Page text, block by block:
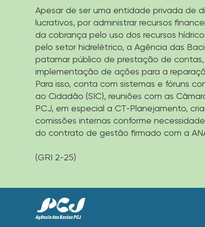
Apesar de ser uma entidade privada de
lucrativos, por administrar recursos
da cobrança pelo uso dos recursos
pelo setor hidrelétrico, a Agência das
patamar público de prestação de
implementação de ações para a
Para isso, conta com sistemas e fóruns
ao Cidadão (SIC), reuniões com as
PCJ, em especial a CT-Planejamento,
comissões internas conforme
do contrato de gestão firmado com a
(GRI 2-25)